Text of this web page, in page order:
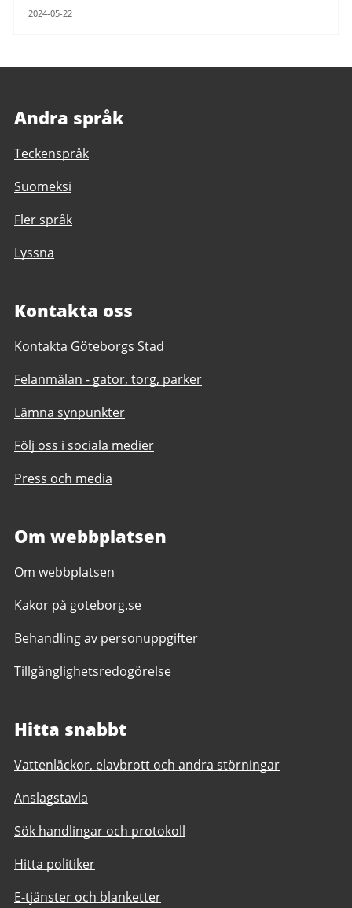
2024-05-22
Andra språk
Teckenspråk
Suomeksi
Fler språk
Lyssna
Kontakta oss
Kontakta Göteborgs Stad
Felanmälan - gator, torg, parker
Lämna synpunkter
Följ oss i sociala medier
Press och media
Om webbplatsen
Om webbplatsen
Kakor på goteborg.se
Behandling av personuppgifter
Tillgänglighetsredogörelse
Hitta snabbt
Vattenläckor, elavbrott och andra störningar
Anslagstavla
Sök handlingar och protokoll
Hitta politiker
E-tjänster och blanketter